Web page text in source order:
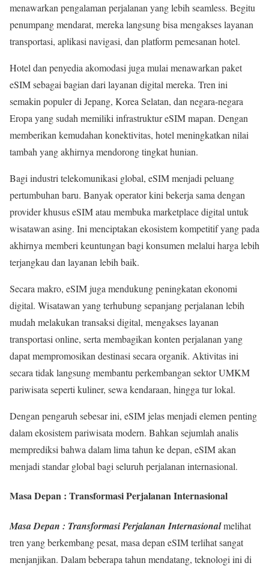
menawarkan pengalaman perjalanan yang lebih seamless. Begitu
penumpang mendarat, mereka langsung bisa mengakses layanan
transportasi, aplikasi navigasi, dan platform pemesanan hotel.
Hotel dan penyedia akomodasi juga mulai menawarkan paket
eSIM sebagai bagian dari layanan digital mereka. Tren ini
semakin populer di Jepang, Korea Selatan, dan negara-negara
Eropa yang sudah memiliki infrastruktur eSIM mapan. Dengan
memberikan kemudahan konektivitas, hotel meningkatkan nilai
tambah yang akhirnya mendorong tingkat hunian.
Bagi industri telekomunikasi global, eSIM menjadi peluang
pertumbuhan baru. Banyak operator kini bekerja sama dengan
provider khusus eSIM atau membuka marketplace digital untuk
wisatawan asing. Ini menciptakan ekosistem kompetitif yang pada
akhirnya memberi keuntungan bagi konsumen melalui harga lebih
terjangkau dan layanan lebih baik.
Secara makro, eSIM juga mendukung peningkatan ekonomi
digital. Wisatawan yang terhubung sepanjang perjalanan lebih
mudah melakukan transaksi digital, mengakses layanan
transportasi online, serta membagikan konten perjalanan yang
dapat mempromosikan destinasi secara organik. Aktivitas ini
secara tidak langsung membantu perkembangan sektor UMKM
pariwisata seperti kuliner, sewa kendaraan, hingga tur lokal.
Dengan pengaruh sebesar ini, eSIM jelas menjadi elemen penting
dalam ekosistem pariwisata modern. Bahkan sejumlah analis
memprediksi bahwa dalam lima tahun ke depan, eSIM akan
menjadi standar global bagi seluruh perjalanan internasional.
Masa Depan : Transformasi Perjalanan Internasional
Masa Depan : Transformasi Perjalanan Internasionalmelihat
tren yang berkembang pesat, masa depan eSIM terlihat sangat
menjanjikan. Dalam beberapa tahun mendatang, teknologi ini di